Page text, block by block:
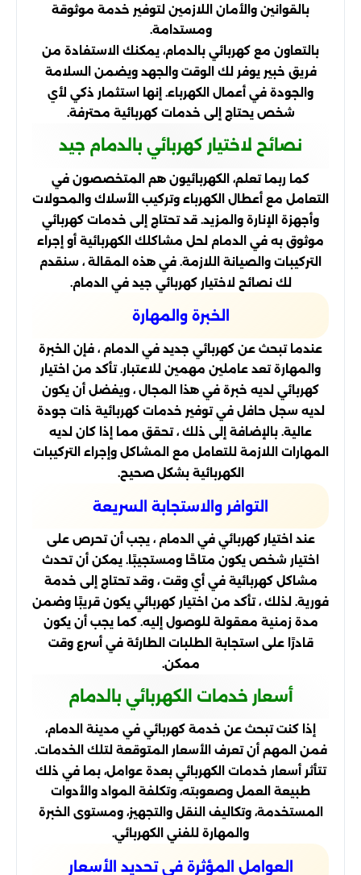
بالقوانين والأمان اللازمين لتوفير خدمة موثوقة
ومستدامة.
بالتعاون مع كهربائي بالدمام، يمكنك الاستفادة من
فريق خبير يوفر لك الوقت والجهد ويضمن السلامة
والجودة في أعمال الكهرباء. إنها استثمار ذكي لأي
شخص يحتاج إلى خدمات كهربائية محترفة.
نصائح لاختيار كهربائي بالدمام جيد
كما ربما تعلم، الكهربائيون هم المتخصصون في
التعامل مع أعطال الكهرباء وتركيب الأسلاك والمحولات
وأجهزة الإنارة والمزيد. قد تحتاج إلى خدمات كهربائي
موثوق به في الدمام لحل مشاكلك الكهربائية أو إجراء
التركيبات والصيانة اللازمة. في هذه المقالة ، سنقدم
لك نصائح لاختيار كهربائي جيد في الدمام.
الخبرة والمهارة
عندما تبحث عن كهربائي جديد في الدمام ، فإن الخبرة
والمهارة تعد عاملين مهمين للاعتبار. تأكد من اختيار
كهربائي لديه خبرة في هذا المجال ، ويفضل أن يكون
لديه سجل حافل في توفير خدمات كهربائية ذات جودة
عالية. بالإضافة إلى ذلك ، تحقق مما إذا كان لديه
المهارات اللازمة للتعامل مع المشاكل وإجراء التركيبات
الكهربائية بشكل صحيح.
التوافر والاستجابة السريعة
عند اختيار كهربائي في الدمام ، يجب أن تحرص على
اختيار شخص يكون متاحًا ومستجيبًا. يمكن أن تحدث
مشاكل كهربائية في أي وقت ، وقد تحتاج إلى خدمة
فورية. لذلك ، تأكد من اختيار كهربائي يكون قريبًا وضمن
مدة زمنية معقولة للوصول إليه. كما يجب أن يكون
قادرًا على استجابة الطلبات الطارئة في أسرع وقت
ممكن.
أسعار خدمات الكهربائي بالدمام
إذا كنت تبحث عن خدمة كهربائي في مدينة الدمام،
فمن المهم أن تعرف الأسعار المتوقعة لتلك الخدمات.
تتأثر أسعار خدمات الكهربائي بعدة عوامل، بما في ذلك
طبيعة العمل وصعوبته، وتكلفة المواد والأدوات
المستخدمة، وتكاليف النقل والتجهيز، ومستوى الخبرة
والمهارة للفني الكهربائي.
العوامل المؤثرة في تحديد الأسعار